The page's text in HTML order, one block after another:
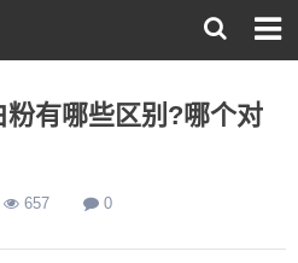
有哪些区别?哪个对
657 0